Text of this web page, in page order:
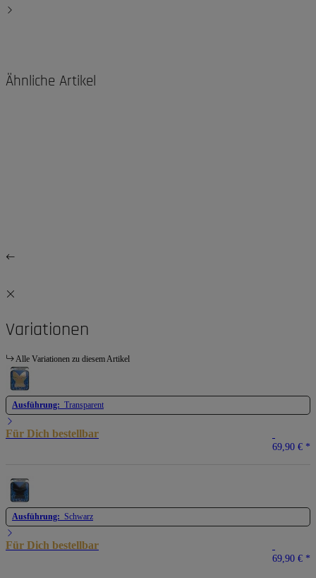
Ähnliche Artikel
Variationen
Alle Variationen zu diesem Artikel
Ausführung: Transparent
Für Dich bestellbar
69,90 € *
Ausführung: Schwarz
Für Dich bestellbar
69,90 € *